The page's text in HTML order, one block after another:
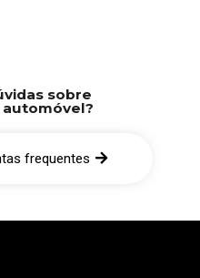
sobre
frequentes